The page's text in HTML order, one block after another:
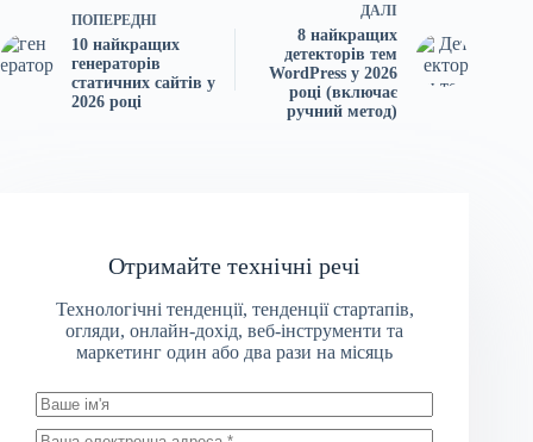
ПОПЕРЕДНІ
10 найкращих
генераторів
статичних сайтів у
2026 році
ДАЛІ
8 найкращих
детекторів тем
WordPress у 2026
році (включає
ручний метод)
Отримайте технічні речі
Технологічні тенденції, тенденції стартапів,
огляди, онлайн-дохід, веб-інструменти та
маркетинг один або два рази на місяць